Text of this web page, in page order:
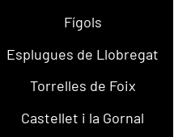
Fígols
Esplugues de Llobregat
Torrelles de Foix
Castellet i la Gornal